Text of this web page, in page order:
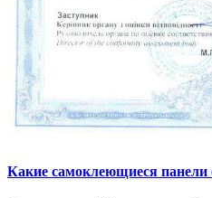
Какие самоклеющиеся